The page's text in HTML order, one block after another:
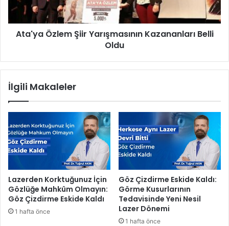
s
ü
a
d
n
h
i
m
e
t
n
z
l
ı
ş
m
ı
n
n
Ata'ya Özlem Şiir Yarışmasının Kazananları Belli
Oldu
İlgili Makaleler
Lazerden Korktuğunuz İçin
Gözlüğe Mahkûm Olmayın:
Göz Çizdirme Eskide Kaldı
1 hafta önce
Göz Çizdirme Eskide Kaldı:
Görme Kusurlarının
Tedavisinde Yeni Nesil
Lazer Dönemi
1 hafta önce